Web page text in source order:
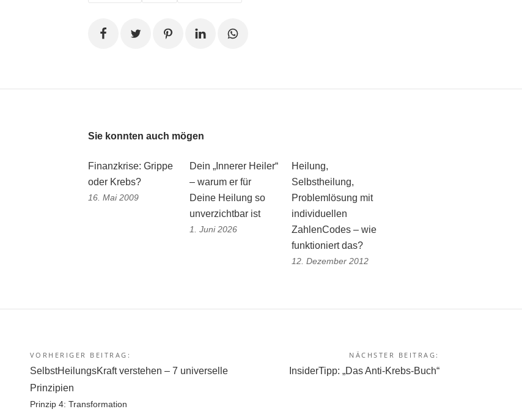
Sie konnten auch mögen
Finanzkrise: Grippe
oder Krebs?
16. Mai 2009
Dein „Innerer Heiler“
– warum er für
Deine Heilung so
unverzichtbar ist
1. Juni 2026
Heilung,
Selbstheilung,
Problemlösung mit
individuellen
ZahlenCodes – wie
funktioniert das?
12. Dezember 2012
Beitragsnavigation
VORHERIGER BEITRAG:
SelbstHeilungsKraft verstehen – 7 universelle
Prinzipien
Prinzip 4: Transformation
NÄCHSTER BEITRAG:
InsiderTipp: „Das Anti-Krebs-Buch“